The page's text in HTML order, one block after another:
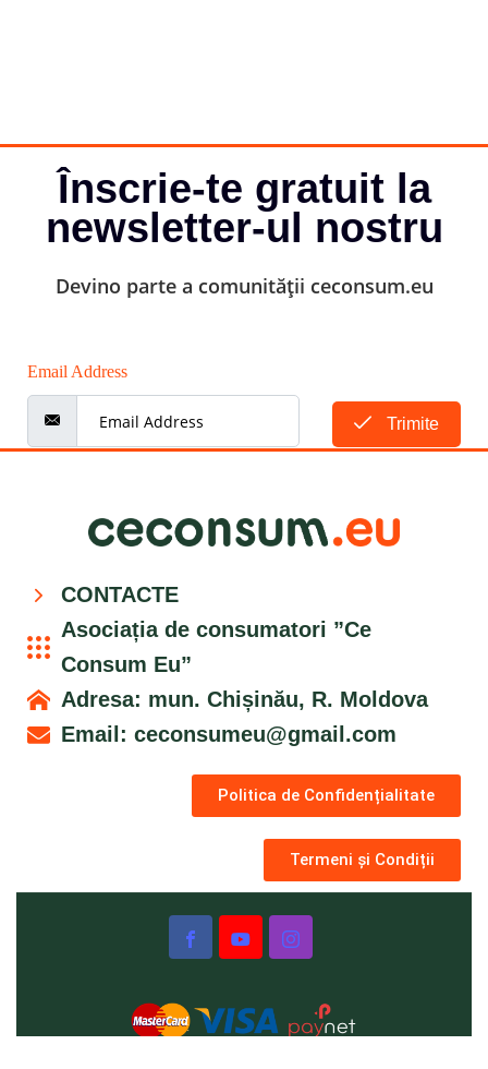
Înscrie-te gratuit la
newsletter-ul nostru
Devino parte a comunității ceconsum.eu
Email Address
Trimite
CONTACTE
Asociația de consumatori ”Ce
Consum Eu”
Adresa: mun. Chișinău, R. Moldova
Email:ceconsumeu@gmail.com
Politica de Confidențialitate
Termeni și Condiții